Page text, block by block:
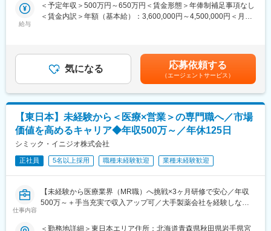
・導入教育終了後は、Web講義、e-Learning、集合研修を組み合
わせて行う、MR認定試験に100％を担保する対策講座がありま
・現場配属後も、担当SVと月1回以上の面談を設けており、成果
を出すためのフォロー体制を整えております。
★入社同期がいるため、一緒に頑張れる環境です！専門性の高い
営業職が目指せます。
■長く働ける◎働きやすい環境：
・土日祝休／年間休日122日
・長期休暇が取りやすい！（連続休暇の取得を奨励しています）
・有給取得率：70％以上
■福利厚生（転勤を伴う場合）：
・住居契約初期経費：会社負担（上限設定あり）
・入居時の引越し費用：会社負担（会社指定業者）
変更の範囲：会社の定める業務
ます。
これまでの経験を活かして新たなフィールドで活躍したい方を歓
■夜勤なし！日勤・土日祝休みで働き方改善・ワークライフバラン
スの両立が叶う！
■明確な評価制度あり！自身の成果や頑張りが客観的に評価され、
年収に反映されます。また、在籍年数が増えると永年勤続報奨金
や四半期一時金などの手当もアップします。つまり、やりがいや
努力がきちんと報われる報酬制度になっています。
《丁寧な研修・支援体制で成長を応援！》
入社後は2カ月間の研修制度がありますので、未経験の方も安心し
てご応募ください！同期社員と一緒に集中的に研修を行い、その
また、配属後も一人ひとりの知識とスキルレベルを上げるために
様々な研修をご用意しています。
《あなたの想いを実現する豊富なキャリアプランとサポート体
給与
＜予定年収＞500万円～650万円＜賃金形態＞年俸制補足事項なし
＜賃金内訳＞年額（基本給）：3,600,000円～4,500,000円＜月額
四半期一時金：10万円（四半期に1回、10万円程度支給）※ただし
支給条件有。他、永続勤務報奨金（3年勤務5万円支給、5年勤務
10万円…）ございます。賃金はあくまでも目安の金額であり、選
考を通じて上下する可能性があります。月給(月額)は固定手当を含
めた表記です。
気になる 応募依頼する
（エージェントサービス）
【東日本】未経験から＜医療×営業＞の専門職へ／市場
価値を高めるキャリア◆年収500万～／年休125日
シミック・イニジオ株式会社
正社員 5名以上採用 職種未経験歓迎 業種未経験歓迎
仕事内容
【未経験から医療業界（MR職）へ挑戦×3ヶ月研修で安心／年収
500万～＋手当充実で収入アップ可／大手製薬会社を経験しなが
＜勤務地詳細＞東日本エリア住所：北海道青森県秋田県岩手県宮